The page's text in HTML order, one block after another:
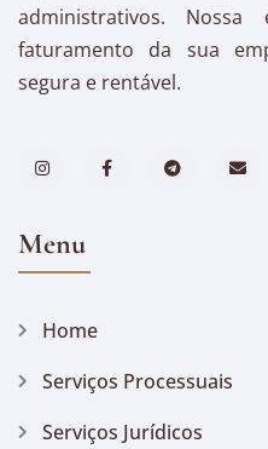
administrativos.
faturamento da sua
segura e rentável.
Menu
Home
Serviços Processuais
Serviços Jurídicos